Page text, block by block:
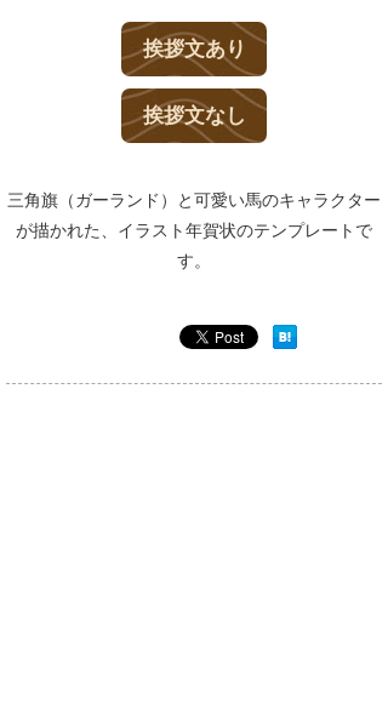
挨拶文あり
挨拶文なし
三角旗（ガーランド）と可愛い馬のキャラクター
が描かれた、イラスト年賀状のテンプレートで
す。